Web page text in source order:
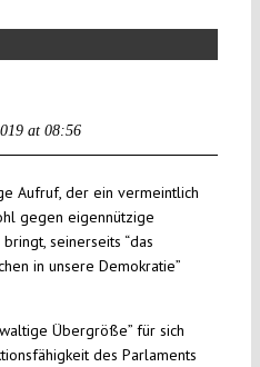
at 08:56
Aufruf, der ein vermeintlich
gegen eigennützige
seinerseits “das
in unsere Demokratie”
Übergröße” für sich
des Parlaments